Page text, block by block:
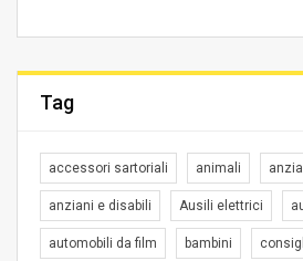
Tag
accessori sartoriali animali
anziani e disabili Ausili elettrici
automobili da film bambini